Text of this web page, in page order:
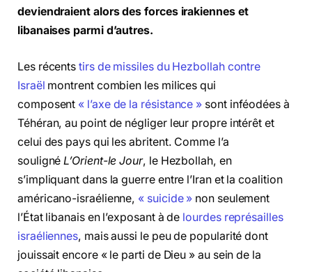
deviendraient alors des forces irakiennes et
libanaises parmi d’autres.
Les récentstirs de missiles du Hezbollah contre
Israël montrent combien les milices qui
composent « l’axe de la résistance » sont inféodées à
Téhéran, au point de négliger leur propre intérêt et
celui des pays qui les abritent. Comme l’a
souligné L’Orient-le Jour, le Hezbollah, en
s’impliquant dans la guerre entre l’Iran et la coalition
américano-israélienne, « suicide » non seulement
l’État libanais en l’exposant à de lourdes représailles
israéliennes, mais aussi le peu de popularité dont
jouissait encore « le parti de Dieu » au sein de la